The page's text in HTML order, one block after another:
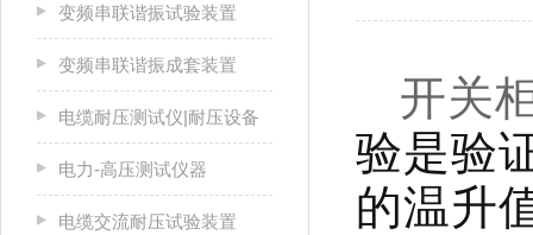
变频串联谐振试验装置
变频串联谐振成套装置
电缆耐压测试仪|耐压设备
电力-高压测试仪器
电缆交流耐压试验装置
开关
验是验
的温升